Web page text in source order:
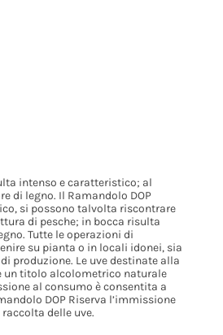
intenso e caratteristico; al
di legno. Il Ramandolo DOP
si possono talvolta riscontrare
di pesche; in bocca risulta
Tutte le operazioni di
su pianta o in locali idonei, sia
produzione. Le uve destinate alla
un titolo alcolometrico naturale
al consumo è consentita a
DOP Riserva l’immissione
delle uve.